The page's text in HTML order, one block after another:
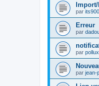
par
Erreur
par
par
par jean-